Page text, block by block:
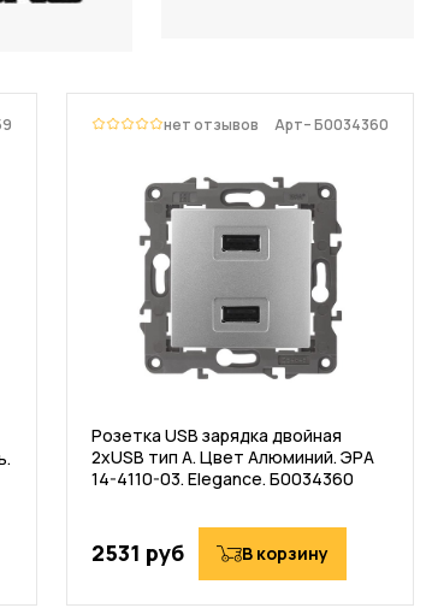
нет отзывов Арт– Б0034360
Розетка USB зарядка двойная
2хUSB тип А. Цвет Алюминий. ЭРА
14-4110-03. Elegance. Б0034360
2531 руб В корзину